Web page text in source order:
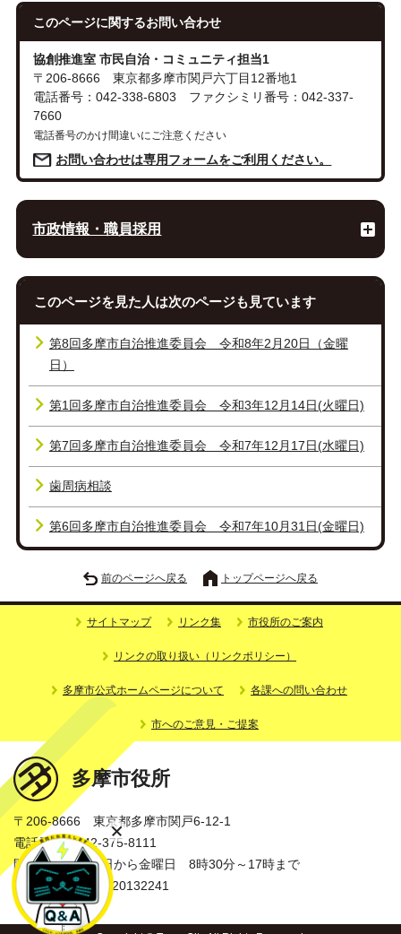
このページに関するお問い合わせ
協創推進室 市民自治・コミュニティ担当1
〒206-8666 東京都多摩市関戸六丁目12番地1
電話番号：042-338-6803 ファクシミリ番号：042-337-
7660
電話番号のかけ間違いにご注意ください
お問い合わせは専用フォームをご利用ください。
市政情報・職員採用
このページを見た人は次のページも見ています
第8回多摩市自治推進委員会 令和8年2月20日（金曜
日）
第1回多摩市自治推進委員会 令和3年12月14日(火曜日)
第7回多摩市自治推進委員会 令和7年12月17日(水曜日)
歯周病相談
第6回多摩市自治推進委員会 令和7年10月31日(金曜日)
前のページへ戻る トップページへ戻る
サイトマップ リンク集 市役所のご案内
リンクの取り扱い（リンクポリシー）
多摩市公式ホームページについて 各課への問い合わせ
市へのご意見・ご提案
多摩市役所
〒206-8666 東京都多摩市関戸6-12-1
電話番号：042-375-8111
開庁時間：月曜日から金曜日 8時30分～17時まで
法人番号：3000020132241